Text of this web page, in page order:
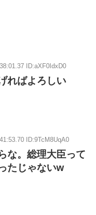
ID:aXF0IdxD0
ればよろしい
ID:9TcM8UqA0
な。総理大臣って
たじゃないw